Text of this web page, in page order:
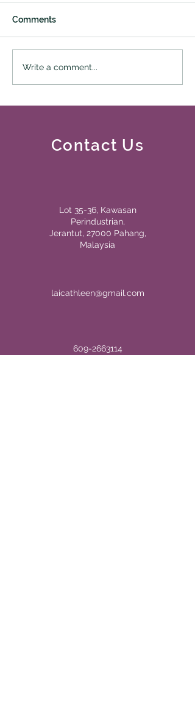
Comments
Write a comment...
Contact Us
Lot 35-36, Kawasan
Perindustrian,
Jerantut, 27000 Pahang,
Malaysia
laicathleen@gmail.com
609-2663114
609-2664113